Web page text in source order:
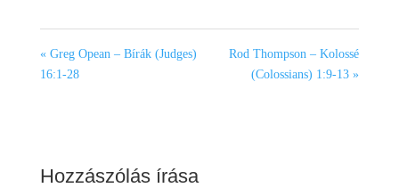
« Greg Opean – Bírák (Judges)
16:1-28
Rod Thompson – Kolossé
(Colossians) 1:9-13 »
Hozzászólás írása